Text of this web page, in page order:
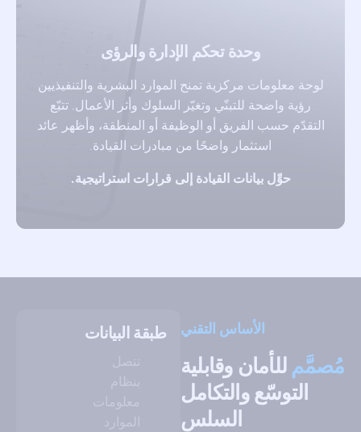
وحدة تحكم الإدارة والرؤى
لوحة معلومات مركزية تمنح الموارد البشرية والتنفيذيين
رؤية واضحة للتبنّي وتغيّر السلوك وأثر الأعمال. تتبّع
التقدّم حسب الفريق أو الوظيفة أو المنطقة، وأظهر عائد
استثمار واضحًا من مبادرات القيادة.
حوِّل بيانات القيادة إلى قرارات استراتيجية.
الأساس التقني
مُصمَّم للأمان وقابلية
التوسّع والتكامل
السلس
طبقة البيانات
تتصل
بنظام
معلومات
الموارد